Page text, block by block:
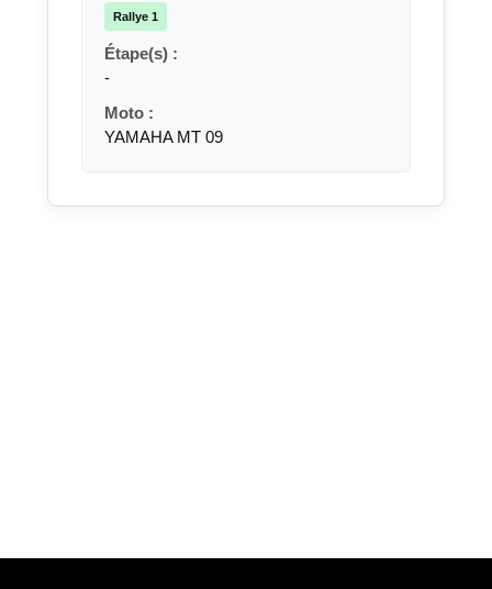
Rallye 1
Étape(s) :
-
Moto :
YAMAHA MT 09